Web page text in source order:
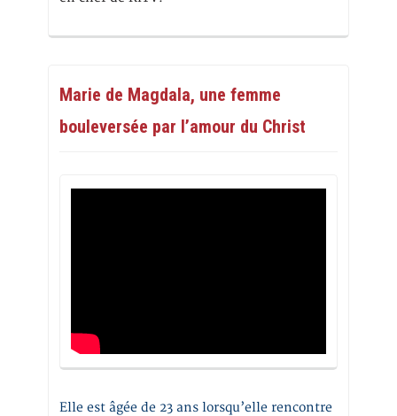
Marie de Magdala, une femme
bouleversée par l’amour du Christ
Elle est âgée de 23 ans lorsqu’elle rencontre